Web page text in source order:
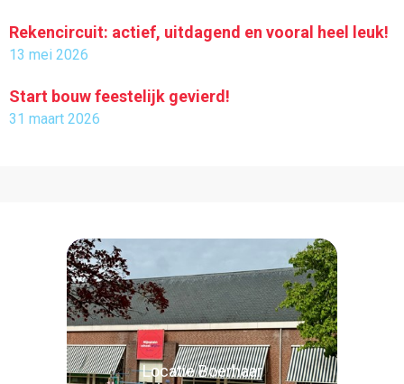
Rekencircuit: actief, uitdagend en vooral heel leuk!
13 mei 2026
Start bouw feestelijk gevierd!
31 maart 2026
Locatie Boerhaar